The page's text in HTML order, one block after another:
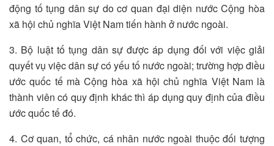
động tố tụng dân sự do cơ quan đại diện nước Cộng hòa
xã hội chủ nghĩa Việt Nam tiến hành ở nước ngoài.
3. Bộ luật tố tụng dân sự được áp dụng đối với việc giải
quyết vụ việc dân sự có yếu tố nước ngoài; trường hợp điều
ước quốc tế mà Cộng hòa xã hội chủ nghĩa Việt Nam là
thành viên có quy định khác thì áp dụng quy định của điều
ước quốc tế đó.
4. Cơ quan, tổ chức, cá nhân nước ngoài thuộc đối tượng